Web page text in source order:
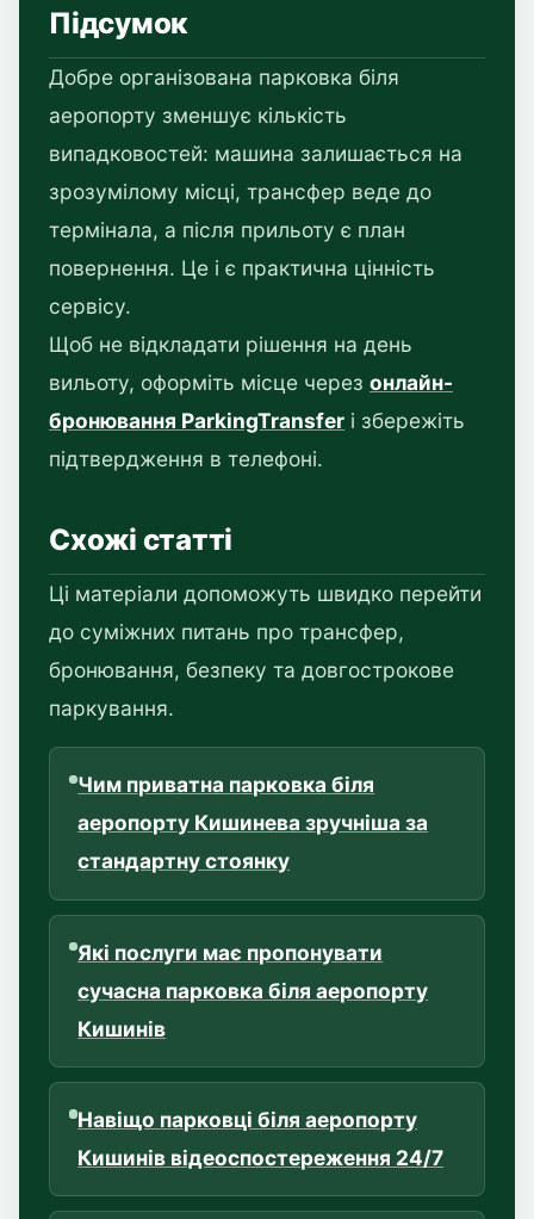
Підсумок
Добре організована парковка біля
аеропорту зменшує кількість
випадковостей: машина залишається на
зрозумілому місці, трансфер веде до
термінала, а після прильоту є план
повернення. Це і є практична цінність
сервісу.
Щоб не відкладати рішення на день
вильоту, оформіть місце через онлайн-
бронювання ParkingTransfer і збережіть
підтвердження в телефоні.
Схожі статті
Ці матеріали допоможуть швидко перейти
до суміжних питань про трансфер,
бронювання, безпеку та довгострокове
паркування.
Чим приватна парковка біля
аеропорту Кишинева зручніша за
стандартну стоянку
Які послуги має пропонувати
сучасна парковка біля аеропорту
Кишинів
Навіщо парковці біля аеропорту
Кишинів відеоспостереження 24/7